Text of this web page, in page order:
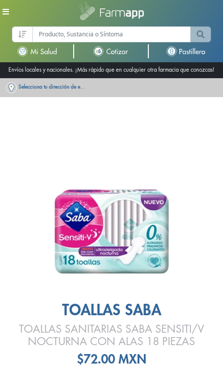
Envíos locales y nacionales. ¡Más rápido que en cualquier otra farmacia que conozcas!
Selecciona tu dirección de entrega
TOALLAS SABA
TOALLAS SANITARIAS SABA SENSITI/V
NOCTURNA CON ALAS 18 PIEZAS
$72.00 MXN